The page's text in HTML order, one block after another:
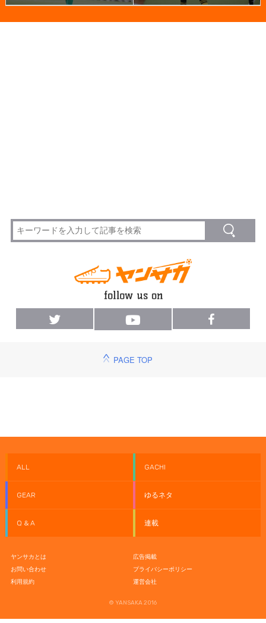
PAGE TOP
ALL GACHI
GEAR ゆるネタ
Q & A 連載
ヤンサカとは
広告掲載
お問い合わせ
プライバシーポリシー
利用規約
運営会社
© YANSAKA 2016